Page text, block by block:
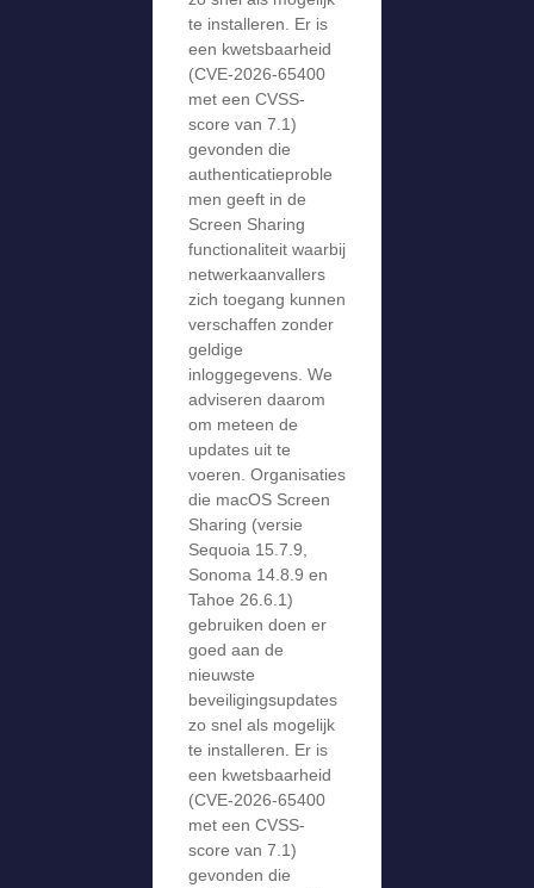
te installeren. Er is
een kwetsbaarheid
(CVE-2026-65400
met een CVSS-
score van 7.1)
gevonden die
authenticatieproble
men geeft in de
Screen Sharing
functionaliteit waarbij
netwerkaanvallers
zich toegang kunnen
verschaffen zonder
geldige
inloggegevens. We
adviseren daarom
om meteen de
updates uit te
voeren. Organisaties
die macOS Screen
Sharing (versie
Sequoia 15.7.9,
Sonoma 14.8.9 en
Tahoe 26.6.1)
gebruiken doen er
goed aan de
nieuwste
beveiligingsupdates
zo snel als mogelijk
te installeren. Er is
een kwetsbaarheid
(CVE-2026-65400
met een CVSS-
score van 7.1)
gevonden die